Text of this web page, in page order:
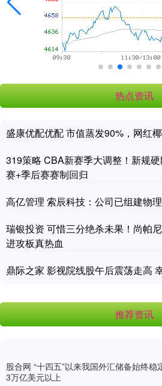
热点资讯
盛康优配优配 市值蒸发90%，网红
319策略 CBA新赛季大调整！新规
赛+季后赛赛制回归
高亿管理 索辰科技：公司已组建物
瑞银投资 可惜三分绝杀未果！尚帕
进攻板真热血
鼎际之家 影视院线股午后震荡走高
推荐资讯
股合网 “十四五”以来我国外汇储备始终稳
3万亿美元以上